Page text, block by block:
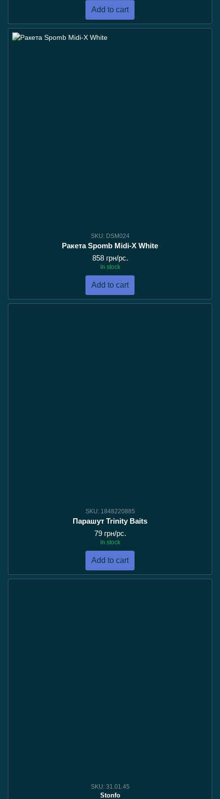
Add to cart
SKU: DSM024
Ракета Spomb Midi-X White
858 грн/pc.
In stock
Add to cart
SKU: 1848220885
Парашут Trinity Baits
79 грн/pc.
In stock
Add to cart
SKU: 31.01.45
Stonfo